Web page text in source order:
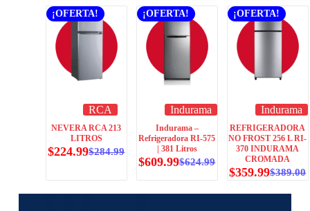
¡OFERTA!
RCA
NEVERA RCA 213
LITROS
$284.99
$224.99
¡OFERTA!
Indurama
Indurama –
Refrigeradora RI-575
| 381 Litros
$624.99
$609.99
¡OFERTA!
Indurama
REFRIGERADORA
NO FROST 256 L RI-
370 INDURAMA
CROMADA
$389.00
$359.99